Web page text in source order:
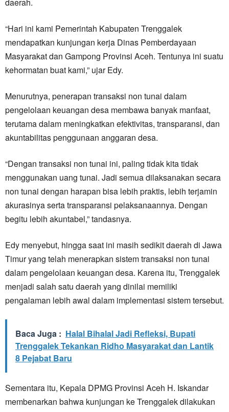
daerah.
“Hari ini kami Pemerintah Kabupaten Trenggalek
mendapatkan kunjungan kerja Dinas Pemberdayaan
Masyarakat dan Gampong Provinsi Aceh. Tentunya ini suatu
kehormatan buat kami,” ujar Edy.
Menurutnya, penerapan transaksi non tunai dalam
pengelolaan keuangan desa membawa banyak manfaat,
terutama dalam meningkatkan efektivitas, transparansi, dan
akuntabilitas penggunaan anggaran desa.
“Dengan transaksi non tunai ini, paling tidak kita tidak
menggunakan uang tunai. Jadi semua dilaksanakan secara
non tunai dengan harapan bisa lebih praktis, lebih terjamin
akurasinya serta transparansi pelaksanaannya. Dengan
begitu lebih akuntabel,” tandasnya.
Edy menyebut, hingga saat ini masih sedikit daerah di Jawa
Timur yang telah menerapkan sistem transaksi non tunai
dalam pengelolaan keuangan desa. Karena itu, Trenggalek
menjadi salah satu daerah yang dinilai memiliki
pengalaman lebih awal dalam implementasi sistem tersebut.
Baca Juga : Halal Bihalal Jadi Refleksi, Bupati
Trenggalek Tekankan Ridho Masyarakat dan Lantik
8 Pejabat Baru
Sementara itu, Kepala DPMG Provinsi Aceh H. Iskandar
membenarkan bahwa kunjungan ke Trenggalek dilakukan